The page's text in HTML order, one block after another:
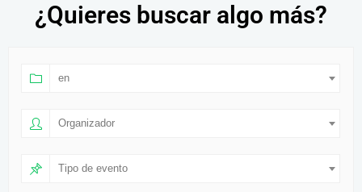
¿Quieres buscar algo más?
en
Organizador
Tipo de evento